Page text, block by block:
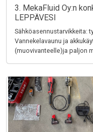
3. MekaFluid Oy:n
LEPPÄVESI
Sähköasennustarvikkeita:
Vannekelavaunu ja
(muovivanteelle)ja paljon